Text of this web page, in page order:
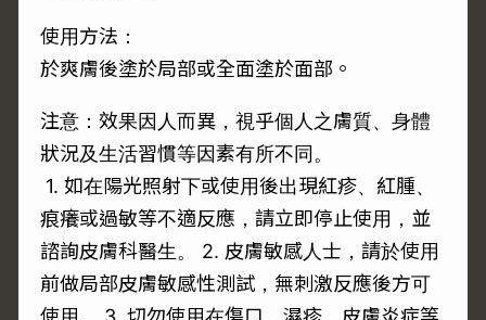
使用方法：
於爽膚後塗於局部或全面塗於面部。
注意：效果因人而異，視乎個人之膚質、身體
狀況及生活習慣等因素有所不同。
1. 如在陽光照射下或使用後出現紅疹、紅腫、
痕癢或過敏等不適反應，請立即停止使用，並
諮詢皮膚科醫生。 2. 皮膚敏感人士，請於使用
前做局部皮膚敏感性測試，無刺激反應後方可